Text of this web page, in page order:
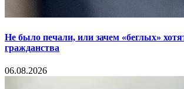
Не было печали, или зачем «беглых»
гражданства
06.08.2026